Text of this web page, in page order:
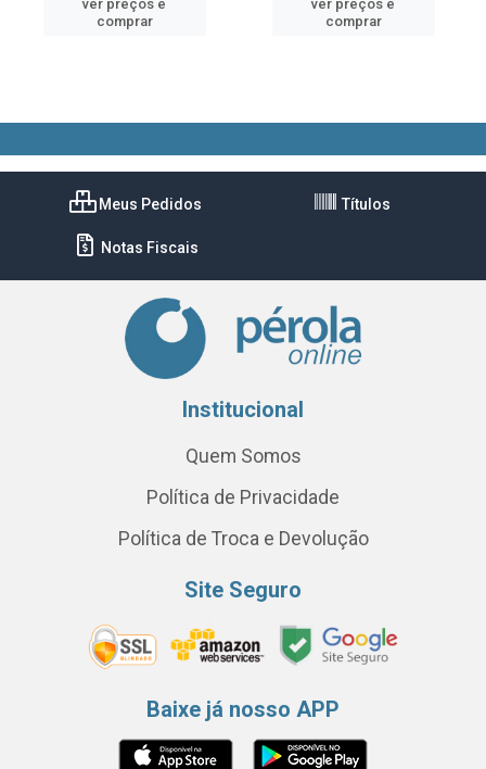
ver preços e
comprar
ver preços e
comprar
Meus Pedidos Títulos
Notas Fiscais
Institucional
Quem Somos
Política de Privacidade
Política de Troca e Devolução
Site Seguro
Baixe já nosso APP